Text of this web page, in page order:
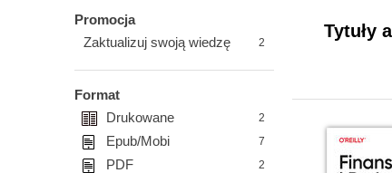
Promocja
Zaktualizuj swoją wiedzę
2
Format
Drukowane
2
Epub/Mobi 7
PDF 2
Tytuły